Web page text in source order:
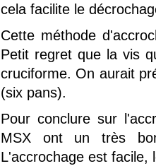
cela facilite le
Cette méthode
Petit regret que la vis
cruciforme. On aurait
(six pans).
Pour conclure sur
MSX ont un très
L'accrochage est facile,